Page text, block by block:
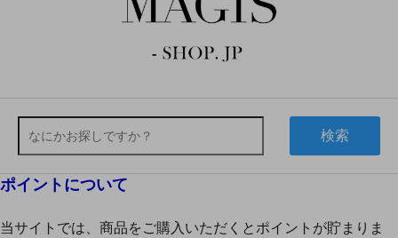
検索
ポイントについて
当サイトでは、商品をご購入いただくとポイントが貯まりま